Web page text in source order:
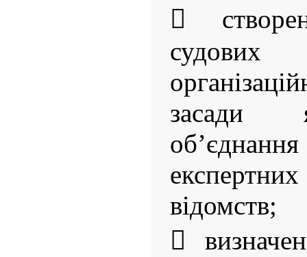

засади
відомств;
